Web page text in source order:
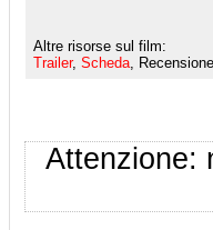
Altre risorse sul film:
Trailer, Scheda ,
Attenzione: